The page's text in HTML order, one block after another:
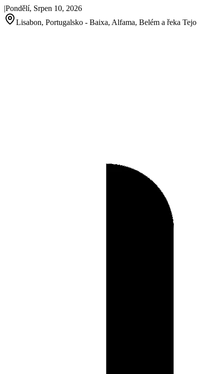
|Pondělí, Srpen 10, 2026
Lisabon, Portugalsko - Baixa, Alfama, Belém a řeka Tejo